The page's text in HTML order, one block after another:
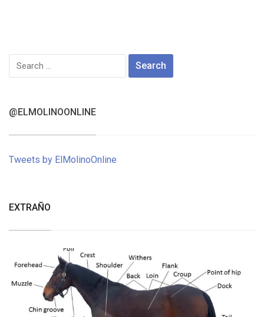
Search
for:
@ELMOLINOONLINE
Tweets by ElMolinoOnline
EXTRAÑO